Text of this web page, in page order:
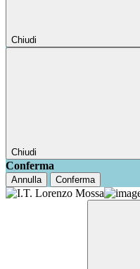
Chiudi
Chiudi
Conferma
Annulla Conferma